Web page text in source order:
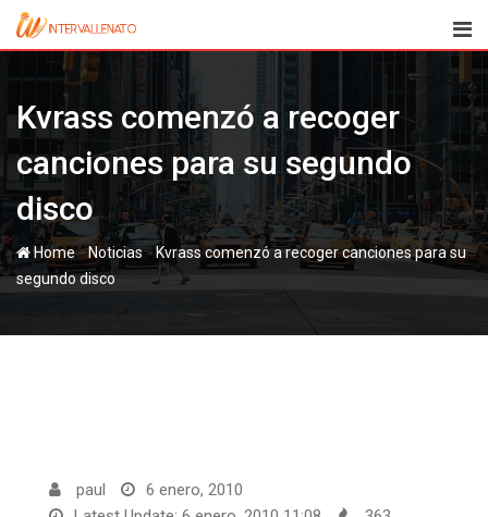
Skip
Kvrass comenzó a recoger
canciones para su segundo
disco
Home-Noticias-Kvrass comenzó a recoger canciones para su
segundo disco
paul
6 enero, 2010